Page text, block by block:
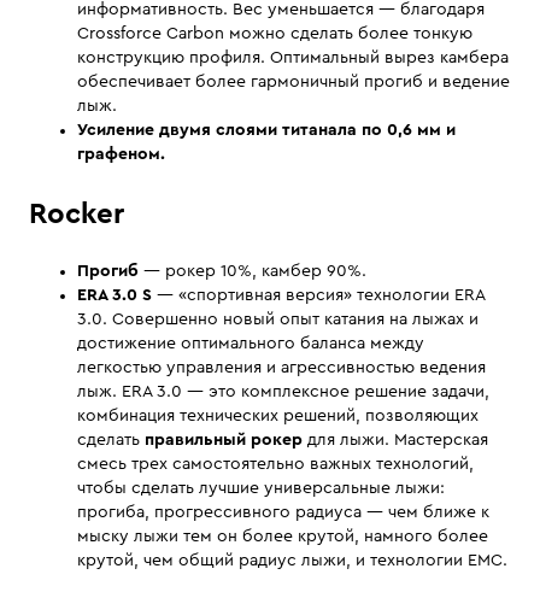
информативность. Вес уменьшается — благодаря
Crossforce Carbon можно сделать более тонкую
конструкцию профиля. Оптимальный вырез камбера
обеспечивает более гармоничный прогиб и ведение
лыж.
Усиление двумя слоями титанала по 0,6 мм и
графеном.
Rocker
Прогиб — рокер 10%, камбер 90%.
ERA 3.0 S — «cпортивная версия» технологии ERA
3.0. Совершенно новый опыт катания на лыжах и
достижение оптимального баланса между
легкостью управления и агрессивностью ведения
лыж. ERA 3.0 — это комплексное решение задачи,
комбинация технических решений, позволяющих
сделать правильный рокер для лыжи. Мастерская
смесь трех самостоятельно важных технологий,
чтобы сделать лучшие универсальные лыжи:
прогиба, прогрессивного радиуса — чем ближе к
мыску лыжи тем он более крутой, намного более
крутой, чем общий радиус лыжи, и технологии EMC.